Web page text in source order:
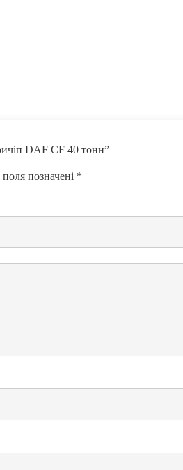
DAF CF 40 тонн”
поля позначені *